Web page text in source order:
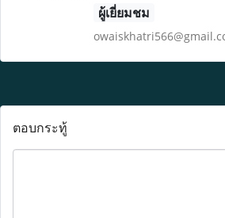
ผู้เยี่ยมชม
ตอบกระทู้